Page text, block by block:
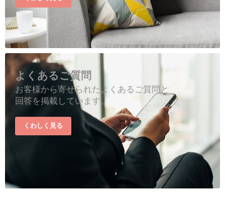
よくあるご質問
お客様から寄せられたよくあるご質問と
回答を掲載しています。
くわしく見る